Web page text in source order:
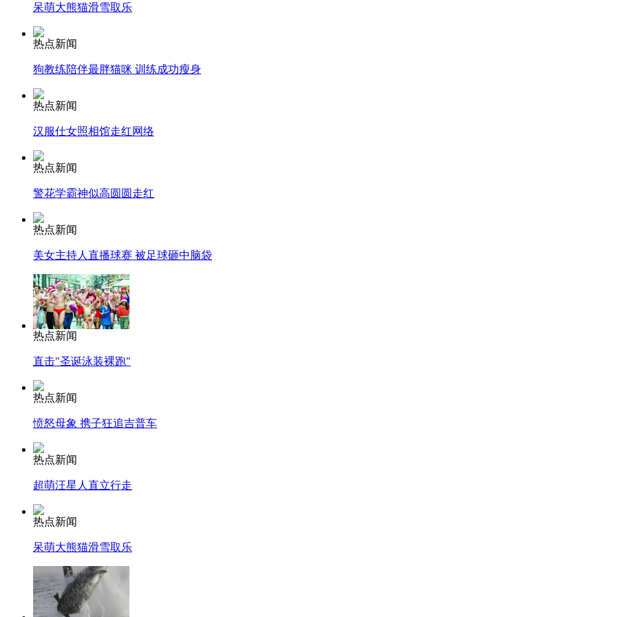
走！跟着总书记去植树
消防员救轻生者
纽约上演“枕头大战”
司机酒驾遇交警 急速倒车逃窜
呆萌大熊猫滑雪取乐
热点新闻
狗教练陪伴最胖猫咪 训练成功瘦身
热点新闻
汉服仕女照相馆走红网络
热点新闻
警花学霸神似高圆圆走红
热点新闻
美女主持人直播球赛 被足球砸中脑袋
热点新闻
直击"圣诞泳装裸跑"
热点新闻
愤怒母象 携子狂追吉普车
热点新闻
超萌汪星人直立行走
热点新闻
呆萌大熊猫滑雪取乐